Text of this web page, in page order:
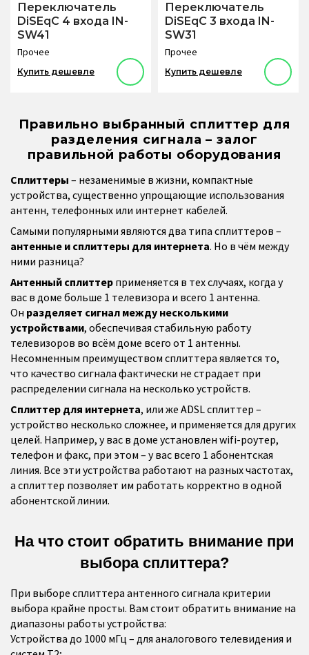
Переключатель
DiSEqC 4 входа IN-
SW41
Прочее
Купить дешевле
Переключатель
DiSEqC 3 входа IN-
SW31
Прочее
Купить дешевле
Правильно выбранный сплиттер для
разделения сигнала – залог
правильной работы оборудования
Сплиттеры – незаменимые в жизни, компактные
устройства, существенно упрощающие использования
антенн, телефонных или интернет кабелей.
Самыми популярными являются два типа сплиттеров –
антенные и сплиттеры для интернета. Но в чём между
ними разница?
Антенный сплиттер применяется в тех случаях, когда у
вас в доме больше 1 телевизора и всего 1 антенна.
Он разделяет сигнал между несколькими
устройствами, обеспечивая стабильную работу
телевизоров во всём доме всего от 1 антенны.
Несомненным преимуществом сплиттера является то,
что качество сигнала фактически не страдает при
распределении сигнала на несколько устройств.
Сплиттер для интернета, или же ADSL сплиттер –
устройство несколько сложнее, и применяется для других
целей. Например, у вас в доме установлен wifi-роутер,
телефон и факс, при этом – у вас всего 1 абонентская
линия. Все эти устройства работают на разных частотах,
а сплиттер позволяет им работать корректно в одной
абонентской линии.
На что стоит обратить внимание при
выбора сплиттера?
При выборе сплиттера антенного сигнала критерии
выбора крайне просты. Вам стоит обратить внимание на
диапазоны работы устройства:
Устройства до 1000 мГц – для аналогового телевидения и